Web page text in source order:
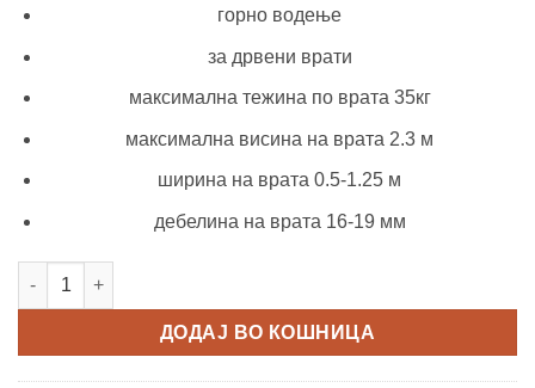
горно водење
за дрвени врати
максимална тежина по врата 35кг
максимална висина на врата 2.3 м
ширина на врата 0.5-1.25 м
дебелина на врата 16-19 мм
Сет Wing Line 77 за 2 врати количина
ДОДАЈ ВО КОШНИЦА